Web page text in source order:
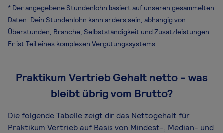
* Der angegebene Stundenlohn basiert auf unseren gesammelten
Daten. Dein Stundenlohn kann anders sein, abhängig von
Überstunden, Branche, Selbstständigkeit und Zusatzleistungen.
Er ist Teil eines komplexen Vergütungssystems.
Praktikum Vertrieb Gehalt netto - was
bleibt übrig vom Brutto?
Die folgende Tabelle zeigt dir das Netto­gehalt für
Praktikum Vertrieb auf Basis von Mindest-, Median- und